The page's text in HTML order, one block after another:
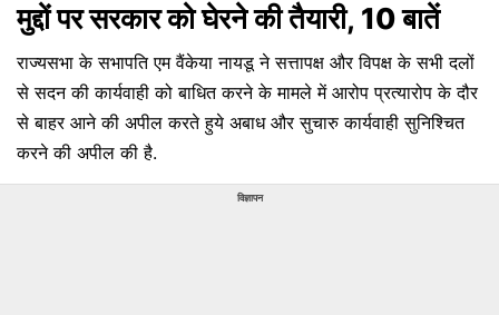
मुद्दों पर सरकार को घेरने की तैयारी, 10 बातें
राज्यसभा के सभापति एम वैंकेया नायडू ने सत्तापक्ष और विपक्ष के सभी दलों
से सदन की कार्यवाही को बाधित करने के मामले में आरोप प्रत्यारोप के दौर
से बाहर आने की अपील करते हुये अबाध और सुचारु कार्यवाही सुनिश्चित
करने की अपील की है.
विज्ञापन